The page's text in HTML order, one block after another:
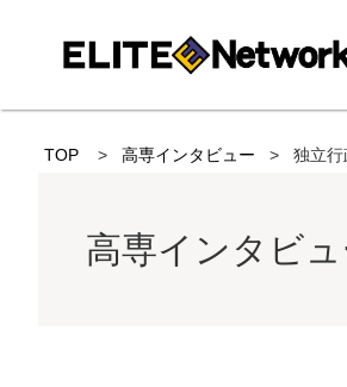
TOP 高専インタビュー 独立
高専インタビ